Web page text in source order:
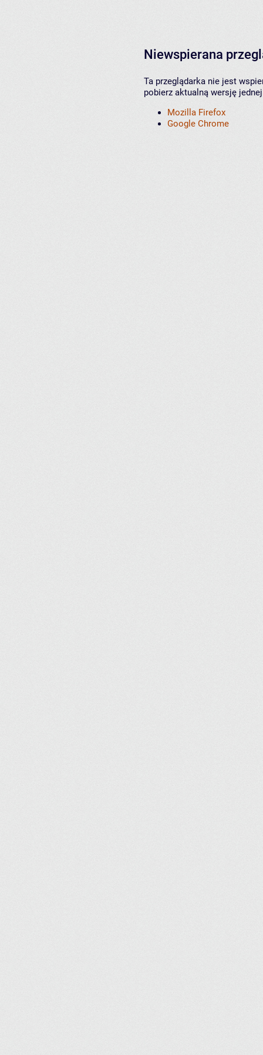
Niewspierana
Ta przeglądarka nie jest
pobierz aktualną wersję
Mozilla Firefox
Google Chrome